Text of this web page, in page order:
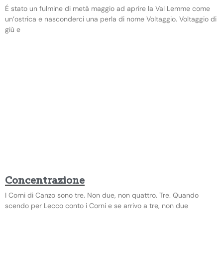
É stato un fulmine di metà maggio ad aprire la Val Lemme come
un’ostrica e nasconderci una perla di nome Voltaggio. Voltaggio di
giù e
Concentrazione
I Corni di Canzo sono tre. Non due, non quattro. Tre. Quando
scendo per Lecco conto i Corni e se arrivo a tre, non due